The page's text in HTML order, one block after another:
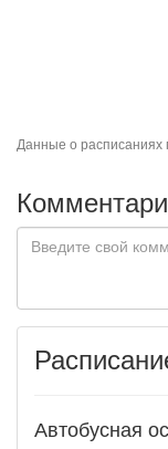
Данные о расписаниях
Автобусная